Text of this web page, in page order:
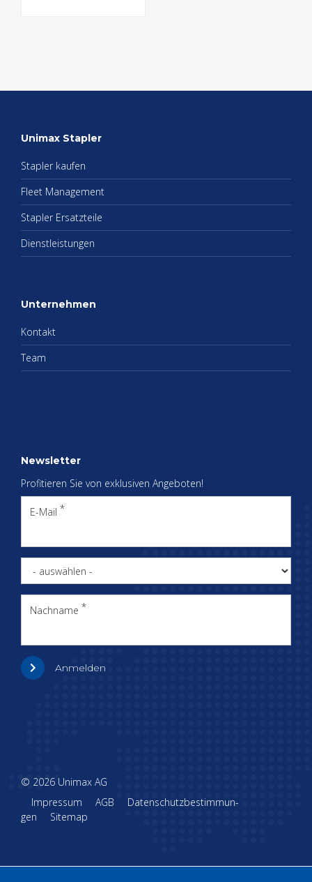
Uni­max Stap­ler
Stap­ler kau­fen
Fleet Ma­nage­ment
Stap­ler Er­satz­tei­le
Dienst­leis­tun­gen
Un­ter­neh­men
Kon­takt
Team
News­let­ter
Pro­fi­tie­ren Sie von ex­klu­si­ven An­ge­bo­ten!
E-Mail
Nachname
Anmelden
© 2026 Uni­max AG
Im­pres­sum
AGB
Da­ten­schutz­be­stim­mun­
gen
Sitemap